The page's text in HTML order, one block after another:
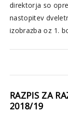
direktorja so
nastopitev
izobrazba oz 1.
RAZPIS ZA
2018/19